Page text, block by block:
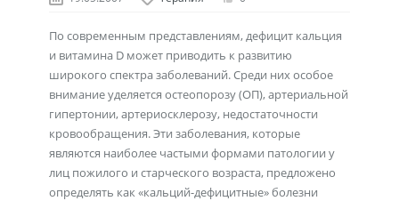
По современным представлениям, дефицит кальция
и витамина D может приводить к развитию
широкого спектра заболеваний. Среди них особое
внимание уделяется остеопорозу (ОП), артериальной
гипертонии, артериосклерозу, недостаточности
кровообращения. Эти заболевания, которые
являются наиболее частыми формами патологии у
лиц пожилого и старческого возраста, предложено
определять как «кальций-дефицитные» болезни